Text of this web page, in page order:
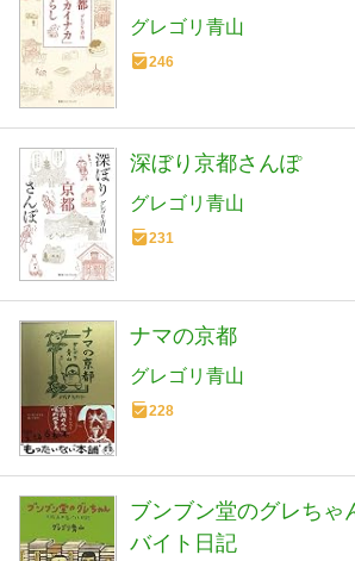
グレゴリ青山
246
深ぼり京都さんぽ
グレゴリ青山
231
ナマの京都
グレゴリ青山
228
ブンブン堂のグレち
バイト日記